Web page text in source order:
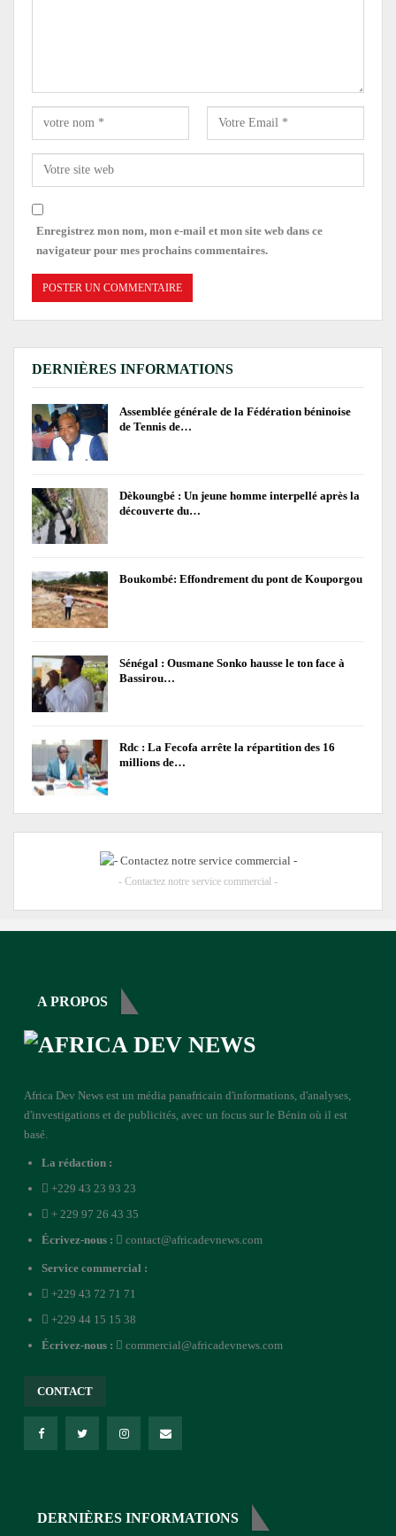
Enregistrez mon nom, mon e-mail et mon site web dans ce
navigateur pour mes prochains commentaires.
DERNIÈRES INFORMATIONS
Assemblée générale de la Fédération béninoise
de Tennis de…
Dèkoungbé : Un jeune homme interpellé après la
découverte du…
Boukombé: Effondrement du pont de Kouporgou
Sénégal : Ousmane Sonko hausse le ton face à
Bassirou…
Rdc : La Fecofa arrête la répartition des 16
millions de…
- Contactez notre service commercial -
A PROPOS
Africa Dev News est un média panafricain d'informations, d'analyses,
d'investigations et de publicités, avec un focus sur le Bénin où il est
basé.
La rédaction :
+229 43 23 93 23
+ 229 97 26 43 35
Écrivez-nous :
contact@africadevnews.com
Service commercial :
+229 43 72 71 71
+229 44 15 15 38
Écrivez-nous :
commercial@africadevnews.com
CONTACT
DERNIÈRES INFORMATIONS